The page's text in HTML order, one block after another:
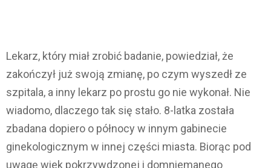
Lekarz, który miał zrobić badanie, powiedział, że
zakończył już swoją zmianę, po czym wyszedł ze
szpitala, a inny lekarz po prostu go nie wykonał. Nie
wiadomo, dlaczego tak się stało. 8-latka została
zbadana dopiero o północy w innym gabinecie
ginekologicznym w innej części miasta. Biorąc pod
uwagę wiek pokrzywdzonej i domniemanego